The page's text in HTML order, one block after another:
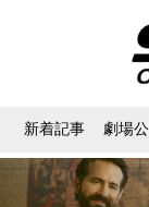
新着記事 劇場